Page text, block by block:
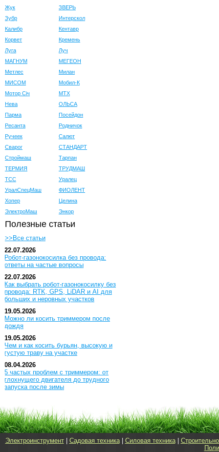
Жук
ЗВЕРЬ
Зубр
Интерскол
Калибр
Кентавр
Корвет
Кремень
Луга
Луч
МАГНУМ
МЕГЕОН
Метлес
Милан
МИСОМ
Мобил-К
Мотор Сiч
МТХ
Нева
ОЛЬСА
Парма
Посейдон
Ресанта
Родничок
Ручеек
Салют
Сварог
СТАНДАРТ
Строймаш
Тарпан
ТЕРМИЯ
ТРУДМАШ
ТСС
Уралец
УралСпецМаш
ФИОЛЕНТ
Хопер
Целина
ЭлектроМаш
Энкор
Полезные статьи
>>Все статьи
22.07.2026
Робот-газонокосилка без провода:
ответы на частые вопросы
22.07.2026
Как выбрать робот-газонокосилку без
провода: RTK, GPS, LiDAR и AI для
больших и неровных участков
19.05.2026
Можно ли косить триммером после
дождя
19.05.2026
Чем и как косить бурьян, высокую и
густую траву на участке
08.04.2026
5 частых проблем с триммером: от
глохнущего двигателя до трудного
запуска после зимы
Электроинструмент| Садовая техника| Силовая техника|